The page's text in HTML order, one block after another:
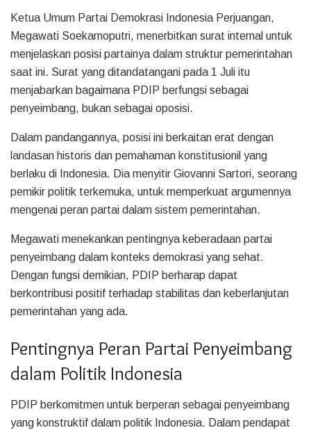
Ketua Umum Partai Demokrasi Indonesia Perjuangan,
Megawati Soekarnoputri, menerbitkan surat internal untuk
menjelaskan posisi partainya dalam struktur pemerintahan
saat ini. Surat yang ditandatangani pada 1 Juli itu
menjabarkan bagaimana PDIP berfungsi sebagai
penyeimbang, bukan sebagai oposisi.
Dalam pandangannya, posisi ini berkaitan erat dengan
landasan historis dan pemahaman konstitusionil yang
berlaku di Indonesia. Dia menyitir Giovanni Sartori, seorang
pemikir politik terkemuka, untuk memperkuat argumennya
mengenai peran partai dalam sistem pemerintahan.
Megawati menekankan pentingnya keberadaan partai
penyeimbang dalam konteks demokrasi yang sehat.
Dengan fungsi demikian, PDIP berharap dapat
berkontribusi positif terhadap stabilitas dan keberlanjutan
pemerintahan yang ada.
Pentingnya Peran Partai Penyeimbang
dalam Politik Indonesia
PDIP berkomitmen untuk berperan sebagai penyeimbang
yang konstruktif dalam politik Indonesia. Dalam pendapat